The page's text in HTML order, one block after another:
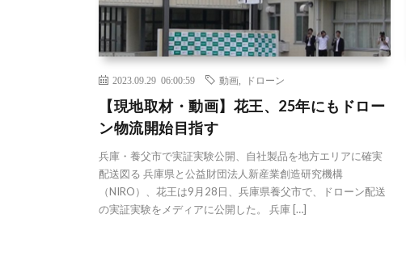
2023.09.29 06:00:59 動画 ドローン
【現地取材・動画】花王、25年にもドロー
ン物流開始目指す
兵庫・養父市で実証実験公開、自社製品を地方エリアに確実
配送図る 兵庫県と公益財団法人新産業創造研究機構
（NIRO）、花王は9月28日、兵庫県養父市で、ドローン配送
の実証実験をメディアに公開した。 兵庫 […]